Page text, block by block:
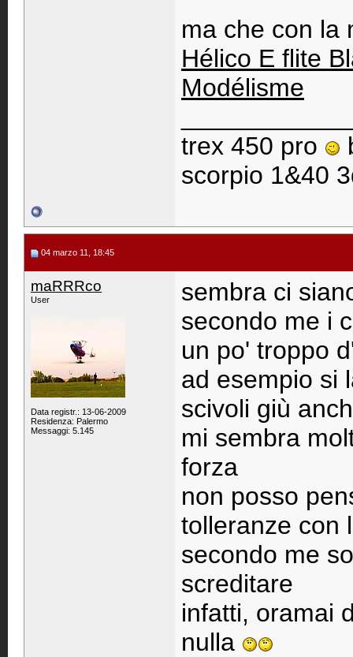
ma che con la
Hélico E flite
Modélisme
trex 450 pro
scorpio 1&40
04 marzo 11, 18:45
maRRRco
User
Data registr.: 13-06-2009
Residenza: Palermo
Messaggi: 5.145
sembra ci
secondo me i
un po' troppo
ad esempio si
scivoli giù
mi sembra
forza
non posso
tolleranze con
secondo me
screditare
infatti, oramai
nulla